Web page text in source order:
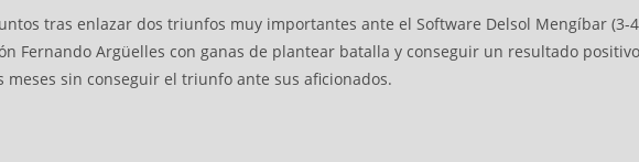
tras enlazar dos triunfos muy importantes ante el Software Delsol Mengíbar (3-
Fernando Argüelles con ganas de plantear batalla y conseguir un resultado
sin conseguir el triunfo ante sus aficionados.